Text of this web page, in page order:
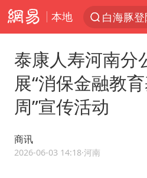
本地
白海豚
河南重
国乒女
选专业别
情侣平
泰康人寿河南分
展“消保金融教
周”宣传活动
商讯
2026-06-03 14:18·河南